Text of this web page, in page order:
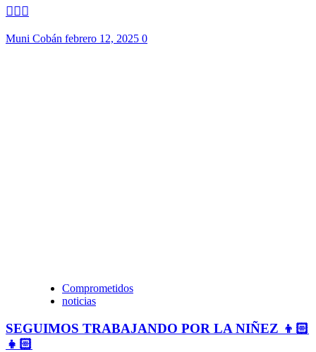
🏃🏻‍♀️
Muni Cobán febrero 12, 2025 0
Comprometidos
noticias
SEGUIMOS TRABAJANDO POR LA NIÑEZ 👦🏻
👧🏻